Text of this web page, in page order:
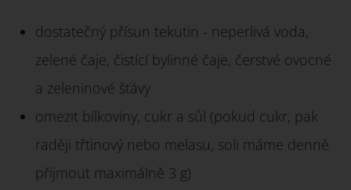
dostatečný přísun tekutin - neperlivá voda,
zelené čaje, čistící bylinné čaje, čerstvé ovocné
a zeleninové šťávy
omezit bílkoviny, cukr a sůl (pokud cukr, pak
raději třtinový nebo melasu, soli máme denně
přijmout maximálně 3 g)